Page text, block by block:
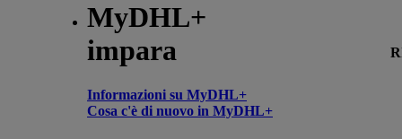
MyDHL+
impara
Informazioni su MyDHL+
Cosa c'è di nuovo in MyDHL+